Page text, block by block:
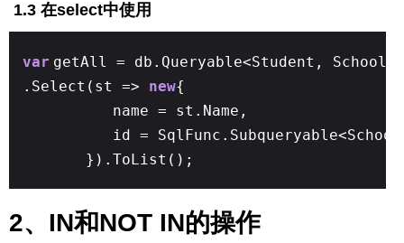
1.3 在select中使用
var getAll = db.Queryable<Student,
.Select(st => new{
name = st.Name,
id =
}).ToList();
2、IN和NOT IN的操作